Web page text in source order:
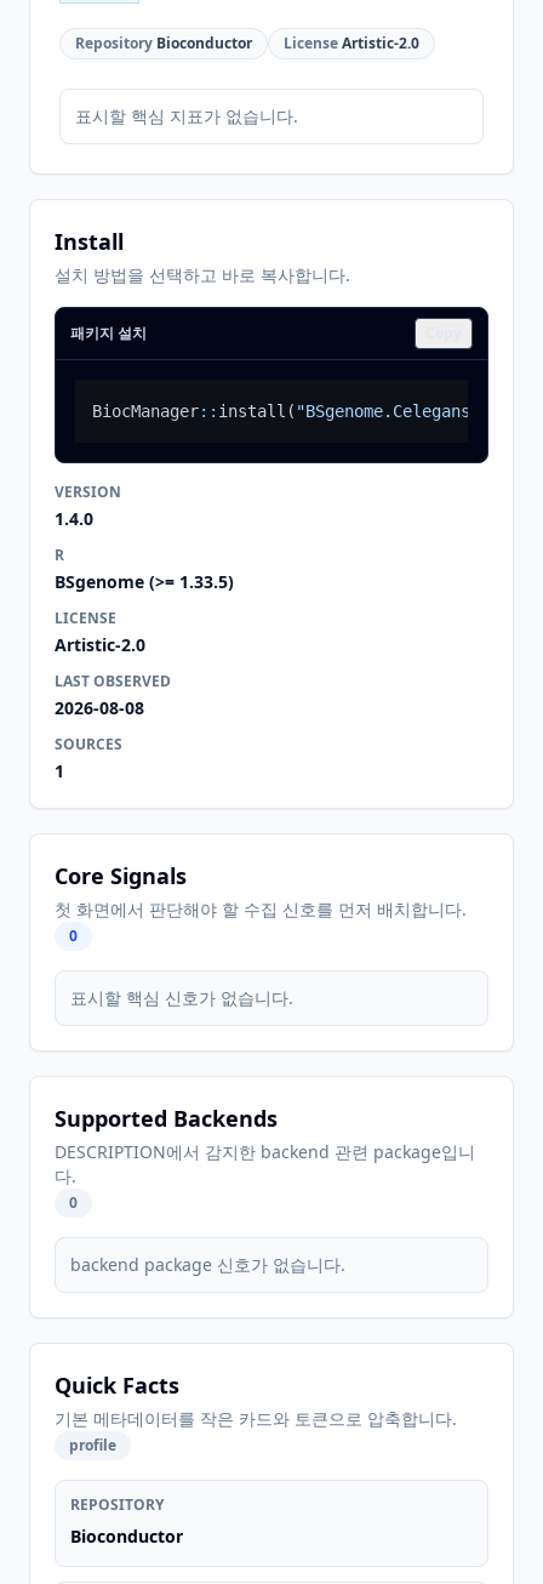
Repository Bioconductor LicenseArtistic-2.0
표시할 핵심 지표가 없습니다.
Install
설치 방법을 선택하고 바로 복사합니다.
패키지 설치
BiocManager:: install (
VERSION
1.4.0
R
BSgenome (>= 1.33.5)
LICENSE
Artistic-2.0
LAST OBSERVED
2026-08-08
SOURCES
1
Core Signals
첫 화면에서 판단해야 할 수집 신호를 먼저 배치합니다.
0
표시할 핵심 신호가 없습니다.
Supported Backends
DESCRIPTION에서 감지한 backend 관련 package입니
다.
0
backend package 신호가 없습니다.
Quick Facts
기본 메타데이터를 작은 카드와 토큰으로 압축합니다.
profile
REPOSITORY
Bioconductor